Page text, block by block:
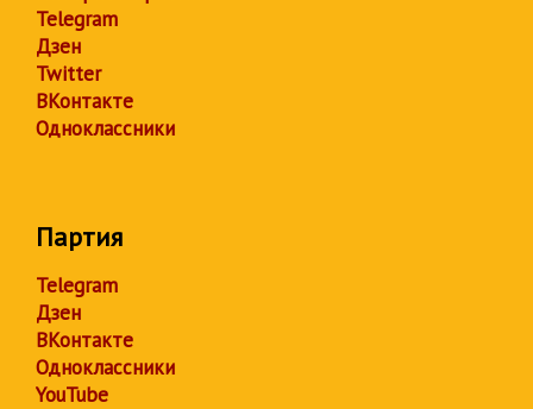
Telegram
Дзен
Twitter
ВКонтакте
Одноклассники
Партия
Telegram
Дзен
ВКонтакте
Одноклассники
YouTube